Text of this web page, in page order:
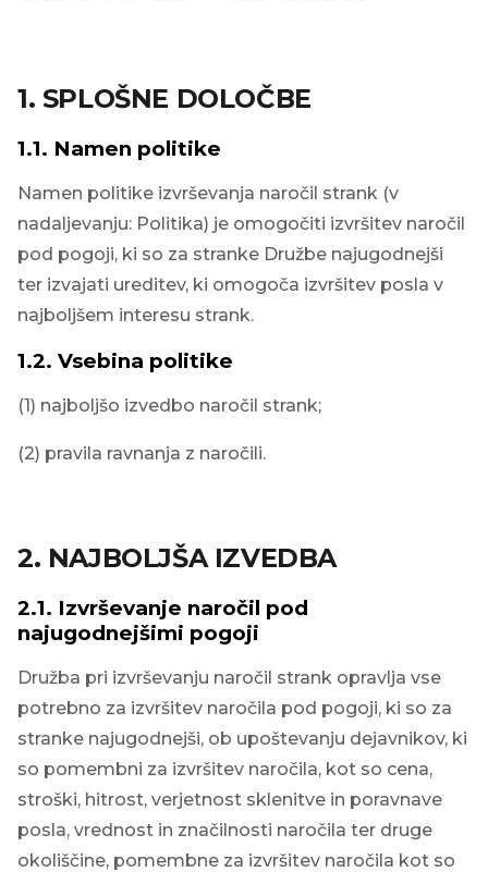
1. SPLOŠNE DOLOČBE
1.1. Namen politike
Namen politike izvrševanja naročil strank (v
nadaljevanju: Politika) je omogočiti izvršitev naročil
pod pogoji, ki so za stranke Družbe najugodnejši
ter izvajati ureditev, ki omogoča izvršitev posla v
najboljšem interesu strank.
1.2. Vsebina politike
(1) najboljšo izvedbo naročil strank;
(2) pravila ravnanja z naročili.
2. NAJBOLJŠA IZVEDBA
2.1. Izvrševanje naročil pod
najugodnejšimi pogoji
Družba pri izvrševanju naročil strank opravlja vse
potrebno za izvršitev naročila pod pogoji, ki so za
stranke najugodnejši, ob upoštevanju dejavnikov, ki
so pomembni za izvršitev naročila, kot so cena,
stroški, hitrost, verjetnost sklenitve in poravnave
posla, vrednost in značilnosti naročila ter druge
okoliščine, pomembne za izvršitev naročila kot so